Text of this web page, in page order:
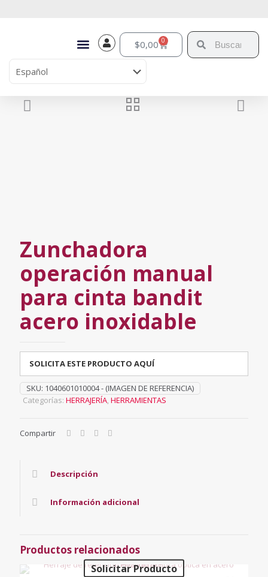
$0,00 0
Zunchadora
operación manual
para cinta bandit
acero inoxidable
SOLICITA ESTE PRODUCTO AQUÍ
SKU: 1040601010004 - (IMAGEN DE REFERENCIA)
Categorías: HERRAJERÍA, HERRAMIENTAS
Compartir
Descripción
Información adicional
Productos relacionados
Solicitar Producto